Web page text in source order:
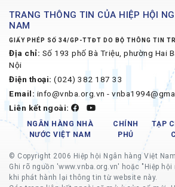
TRANG THÔNG TIN CỦA HIỆP HỘI
NAM
GIẤY PHÉP SỐ 34/GP-TTĐT DO BỘ THÔNG TIN
Địa chỉ: Số 193 phố Bà Triệu, phường Hai
Nội
Điện thoại: (024) 382 187 33
Email: info@vnba.org.vn -
Liên kết ngoài:
NGÂN HÀNG NHÀ
NƯỚC VIỆT NAM
CHÍNH
PHỦ
TẠP
© Copyright 2006 Hiệp hội Ngân hàng Việt
Ghi rõ nguồn 'www.vnba.org.vn' hoặc "Hiệp hội
khi phát hành lại thông tin từ website này.